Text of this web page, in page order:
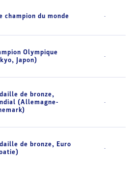
champion du monde -
Olympique
Japon)
-
de bronze,
(Allemagne-
-
de bronze, Euro
-